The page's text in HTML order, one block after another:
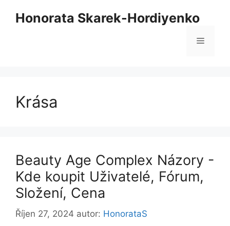
Honorata Skarek-Hordiyenko
Krása
Beauty Age Сomplex Názory -
Kde koupit Uživatelé, Fórum,
Složení, Cena
Říjen 27, 2024 autor: HonorataS